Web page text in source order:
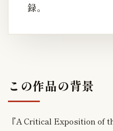
録。
この作品の背景
『A Critical Exposition of